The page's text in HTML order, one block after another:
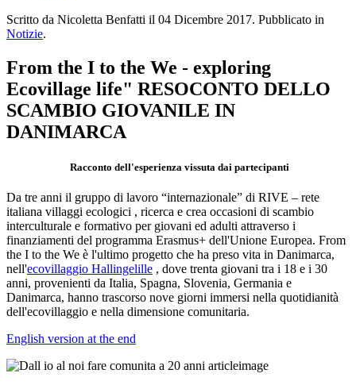
Scritto da Nicoletta Benfatti il 04 Dicembre 2017. Pubblicato in
Notizie.
From the I to the We - exploring
Ecovillage life" RESOCONTO DELLO
SCAMBIO GIOVANILE IN
DANIMARCA
Racconto dell'esperienza vissuta dai partecipanti
Da tre anni il gruppo di lavoro “internazionale” di RIVE – rete
italiana villaggi ecologici , ricerca e crea occasioni di scambio
interculturale e formativo per giovani ed adulti attraverso i
finanziamenti del programma Erasmus+ dell'Unione Europea. From
the I to the We è l'ultimo progetto che ha preso vita in Danimarca,
nell'ecovillaggio Hallingelille , dove trenta giovani tra i 18 e i 30
anni, provenienti da Italia, Spagna, Slovenia, Germania e
Danimarca, hanno trascorso nove giorni immersi nella quotidianità
dell'ecovillaggio e nella dimensione comunitaria.
English version at the end